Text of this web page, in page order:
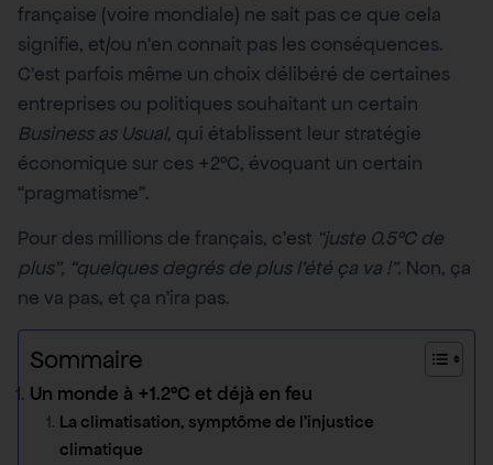
française (voire mondiale) ne sait pas ce que cela
signifie, et/ou n’en connait pas les conséquences.
C’est parfois même un choix délibéré de certaines
entreprises ou politiques souhaitant un certain
Business as Usual, qui établissent leur stratégie
économique sur ces +2°C, évoquant un certain
“pragmatisme”.
Pour des millions de français, c’est “juste 0.5°C de
plus”, “quelques degrés de plus l’été ça va !”. Non, ça
ne va pas, et ça n’ira pas.
Sommaire
Un monde à +1.2°C et déjà en feu
La climatisation, symptôme de l’injustice
climatique